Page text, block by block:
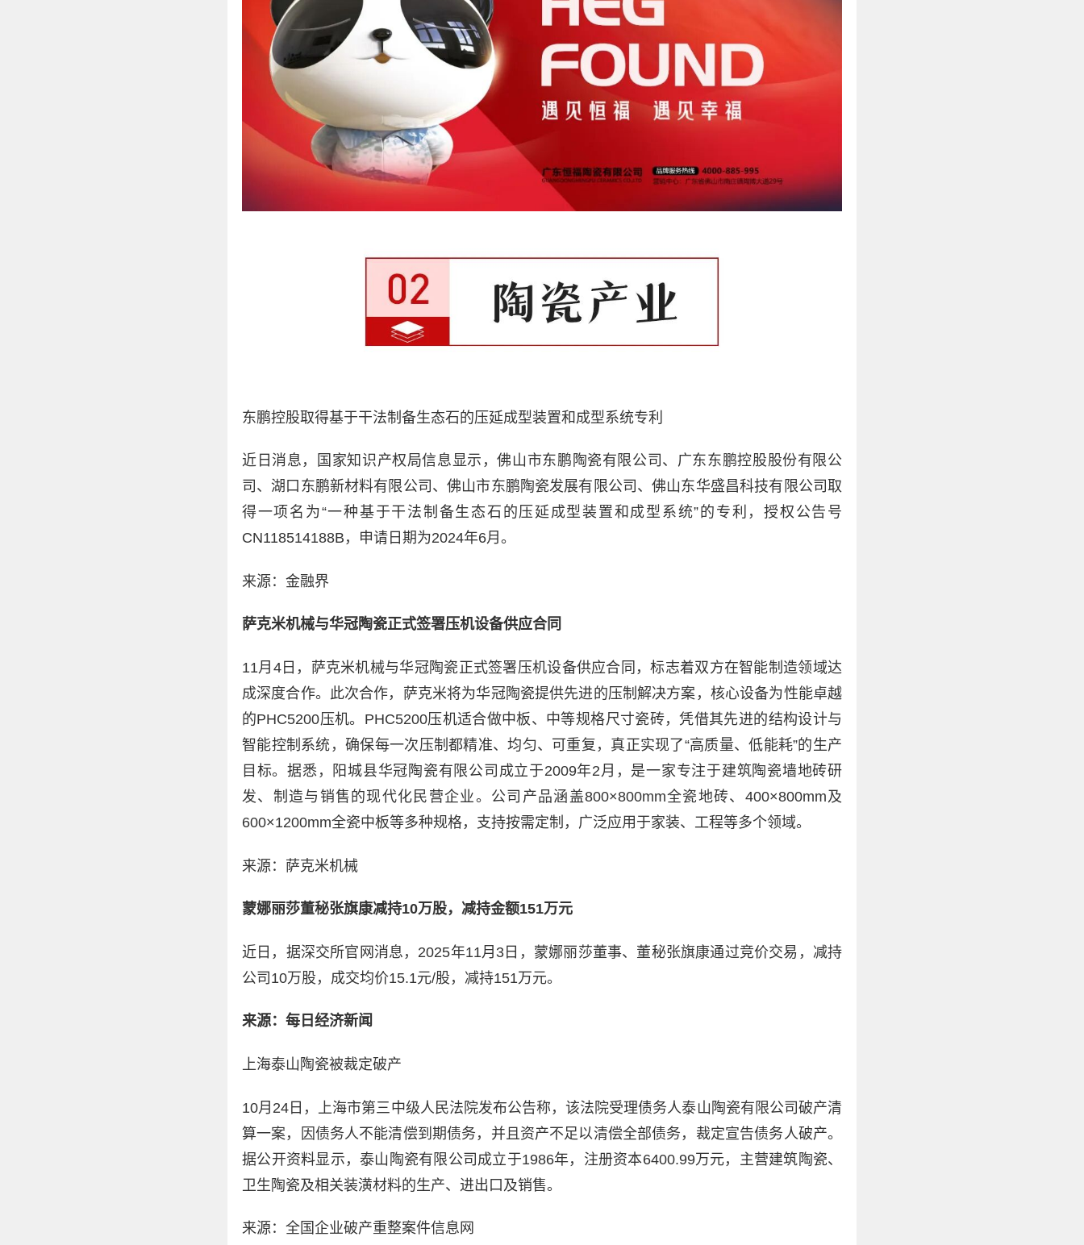
东鹏控股取得基于干法制备生态石的压延成型装置和成型系统专利
近日消息，国家知识产权局信息显示，佛山市东鹏陶瓷有限公司、广东东鹏控股股份有限公
司、湖口东鹏新材料有限公司、佛山市东鹏陶瓷发展有限公司、佛山东华盛昌科技有限公司取
得一项名为“一种基于干法制备生态石的压延成型装置和成型系统”的专利，授权公告号
CN118514188B，申请日期为2024年6月。
来源：金融界
萨克米机械与华冠陶瓷正式签署压机设备供应合同
11月4日，萨克米机械与华冠陶瓷正式签署压机设备供应合同，标志着双方在智能制造领域达
成深度合作。此次合作，萨克米将为华冠陶瓷提供先进的压制解决方案，核心设备为性能卓越
的PHC5200压机。PHC5200压机适合做中板、中等规格尺寸瓷砖，凭借其先进的结构设计与
智能控制系统，确保每一次压制都精准、均匀、可重复，真正实现了“高质量、低能耗”的生产
目标。据悉，阳城县华冠陶瓷有限公司成立于2009年2月，是一家专注于建筑陶瓷墙地砖研
发、制造与销售的现代化民营企业。公司产品涵盖800×800mm全瓷地砖、400×800mm及
600×1200mm全瓷中板等多种规格，支持按需定制，广泛应用于家装、工程等多个领域。
来源：萨克米机械
蒙娜丽莎董秘张旗康减持10万股，减持金额151万元
近日，据深交所官网消息，2025年11月3日，蒙娜丽莎董事、董秘张旗康通过竞价交易，减持
公司10万股，成交均价15.1元/股，减持151万元。
来源：每日经济新闻
上海泰山陶瓷被裁定破产
10月24日，上海市第三中级人民法院发布公告称，该法院受理债务人泰山陶瓷有限公司破产清
算一案，因债务人不能清偿到期债务，并且资产不足以清偿全部债务，裁定宣告债务人破产。
据公开资料显示，泰山陶瓷有限公司成立于1986年，注册资本6400.99万元，主营建筑陶瓷、
卫生陶瓷及相关装潢材料的生产、进出口及销售。
来源：全国企业破产重整案件信息网